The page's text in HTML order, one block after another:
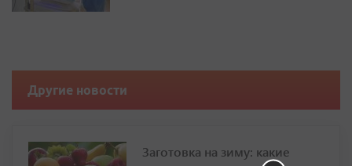
Другие новости
Заготовка на зиму: какие